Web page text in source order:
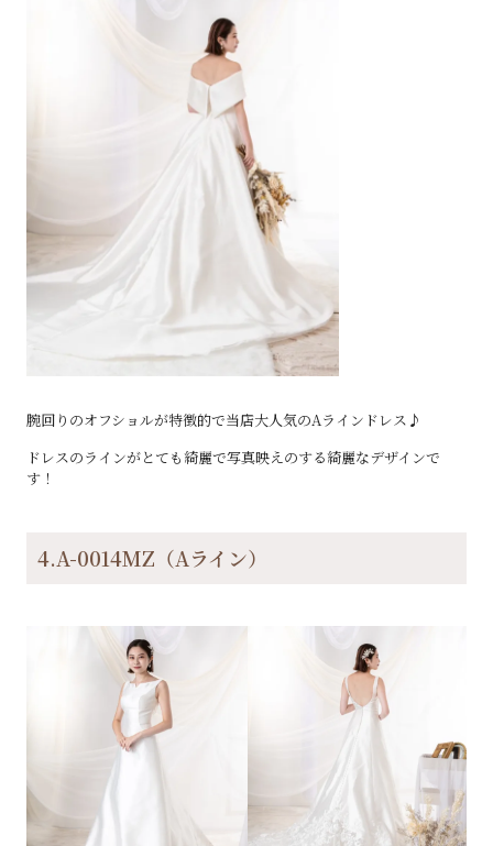
腕回りのオフショルが特徴的で当店大人気のAラインドレス♪
ドレスのラインがとても綺麗で写真映えのする綺麗なデザインで
す！
4.A-0014MZ（Aライン）